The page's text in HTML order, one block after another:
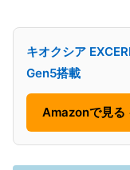
キオクシア
Gen5搭載
Amazonで見る